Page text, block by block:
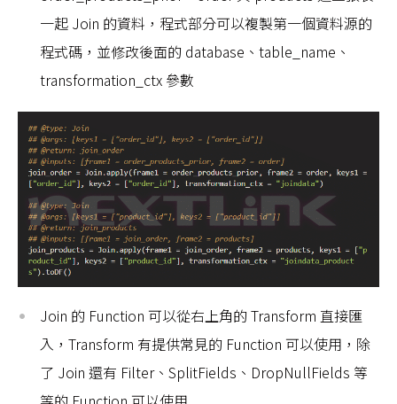
一起 Join 的資料，程式部分可以複製第一個資料源的
程式碼，並修改後面的 database、table_name、
transformation_ctx 參數
Join 的 Function 可以從右上角的 Transform 直接匯
入，Transform 有提供常見的 Function 可以使用，除
了 Join 還有 Filter、SplitFields、DropNullFields 等